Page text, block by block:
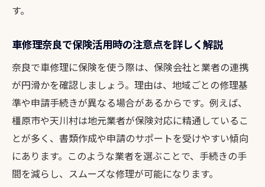
す。
車修理奈良で保険活用時の注意点を詳しく解説
奈良で車修理に保険を使う際は、保険会社と業者の連携
が円滑かを確認しましょう。理由は、地域ごとの修理基
準や申請手続きが異なる場合があるからです。例えば、
橿原市や天川村は地元業者が保険対応に精通しているこ
とが多く、書類作成や申請のサポートを受けやすい傾向
にあります。このような業者を選ぶことで、手続きの手
間を減らし、スムーズな修理が可能になります。